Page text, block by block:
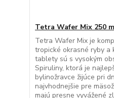
Tetra Wafer Mix 250
Tetra Wafer Mix je
tropické okrasné ryby a
tablety sú s vysokým
Spiruliny, ktorá je
bylinožravce žijúce pri
najvhodnejšie pre
majú presne vyvážené